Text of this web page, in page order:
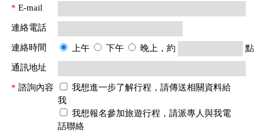
*E-mail
連絡電話
連絡時間 上午 下午 晚上，約 點
通訊地址
*諮詢內容
我想進一步了解行程，請傳送相關資料給
我
我想報名參加旅遊行程，請派專人與我電
話聯絡